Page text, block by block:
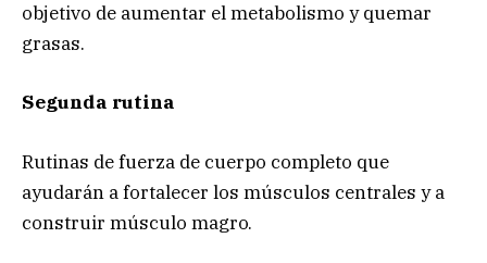
objetivo de aumentar el metabolismo y quemar
grasas.
Segunda rutina
Rutinas de fuerza de cuerpo completo que
ayudarán a fortalecer los músculos centrales y a
construir músculo magro.